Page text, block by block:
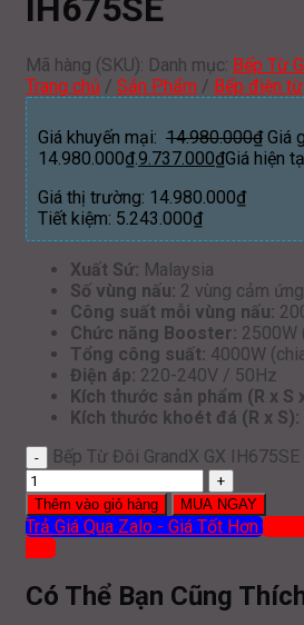
IH675SE
Mã hàng (SKU): Danh mục: Bếp Từ
Trang chủ / Sản Phẩm / Bếp điện từ
Giá khuyến mại: 14.980.000₫ Giá
14.980.000₫.9.737.000₫Giá hiện
Giá thị trường: 14.980.000₫
Tiết kiệm: 5.243.000₫
Xuất Sứ: Malaysia
Số vùng nấu: 2 vùng cảm
Công suất mỗi vùng nấu:
Chức năng Booster: 2500W
Tổng công suất: 4000W
Điện áp: 220-240V / 50Hz
Kích thước sản phẩm (R x S
Kích thước khoét đá (R x S):
Bếp Từ Đôi GrandX GX
Thêm vào giỏ hàng MUA NGAY
Trả Giá Qua Zalo - Giá Tốt Hơn Mua
012
Có Thể Bạn Cũng